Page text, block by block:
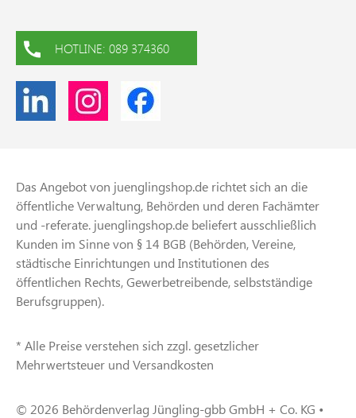
HOTLINE: 089 374360
Das Angebot von juenglingshop.de richtet sich an die
öffentliche Verwaltung, Behörden und deren Fachämter
und -referate. juenglingshop.de beliefert ausschließlich
Kunden im Sinne von § 14 BGB (Behörden, Vereine,
städtische Einrichtungen und Institutionen des
öffentlichen Rechts, Gewerbetreibende, selbstständige
Berufsgruppen).
* Alle Preise verstehen sich zzgl. gesetzlicher
Mehrwertsteuer und Versandkosten
© 2026 Behördenverlag Jüngling-gbb GmbH + Co. KG •